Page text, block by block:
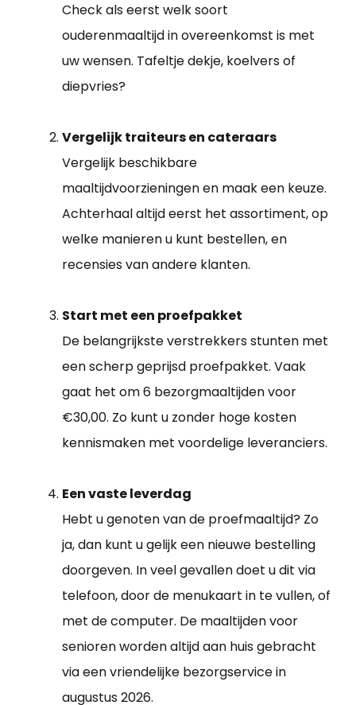
Check als eerst welk soort
ouderenmaaltijd in overeenkomst is met
uw wensen. Tafeltje dekje, koelvers of
diepvries?
Vergelijk traiteurs en cateraars
Vergelijk beschikbare
maaltijdvoorzieningen en maak een keuze.
Achterhaal altijd eerst het assortiment, op
welke manieren u kunt bestellen, en
recensies van andere klanten.
Start met een proefpakket
De belangrijkste verstrekkers stunten met
een scherp geprijsd proefpakket. Vaak
gaat het om 6 bezorgmaaltijden voor
€30,00. Zo kunt u zonder hoge kosten
kennismaken met voordelige leveranciers.
Een vaste leverdag
Hebt u genoten van de proefmaaltijd? Zo
ja, dan kunt u gelijk een nieuwe bestelling
doorgeven. In veel gevallen doet u dit via
telefoon, door de menukaart in te vullen, of
met de computer. De maaltijden voor
senioren worden altijd aan huis gebracht
via een vriendelijke bezorgservice in
augustus 2026.